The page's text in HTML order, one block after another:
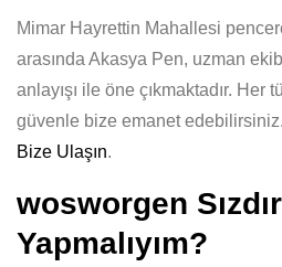
Mimar Hayrettin Mahallesi
arasında Akasya Pen, uzman
anlayışı ile öne çıkmaktadır. Her
güvenle bize emanet
Bize Ulaşın.
wosworgen
Yapmalıyım?